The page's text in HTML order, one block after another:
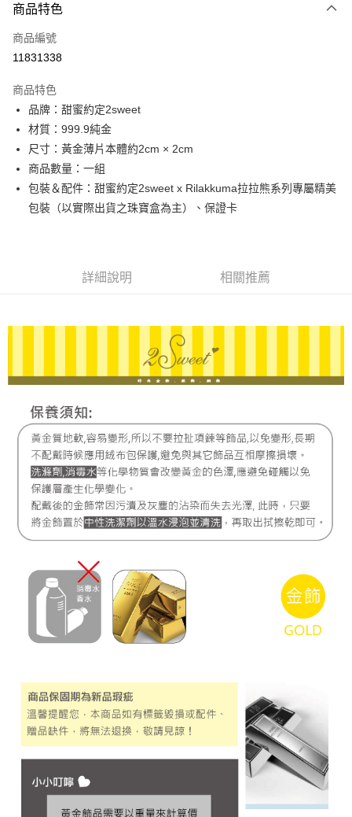
信用卡一次付款
信用卡分期付款
合作金庫商業銀行
華南商業銀行
上海商業儲蓄銀行
國泰世華商業銀行
兆豐國際商業銀行
臺灣中小企業銀行
匯豐（台灣）商業銀行
華泰商業銀行
聯邦商業銀行
遠東國際商業銀行
元大商業銀行
永豐商業銀行
6 期 0 利率 每期
華南商業銀行
上海商業儲蓄銀行
台北富邦商業銀行
國泰世華商業銀行
臺灣中小企業銀行
台中商業銀行
匯豐（台灣）商業銀行
華泰商業銀行
台新國際商業銀行
中國信託商業銀行
台灣樂天信用卡公司
LINE Pay
Apple Pay
街口支付
悠遊付
每筆NT$80，滿NT$1,000(含以上)免運費
每筆NT$220，滿NT$3,000(含以上)免運費
商品特色
商品編號
11831338
商品特色
品牌：甜蜜約定2sweet
材質：999.9純金
尺寸：黃金薄片本體約2cm × 2cm
商品數量：一組
包裝＆配件：甜蜜約定2sweet x Rilakkuma拉拉熊系列專屬精美
包裝（以實際出貨之珠寶盒為主）、保證卡
詳細說明 相關推薦